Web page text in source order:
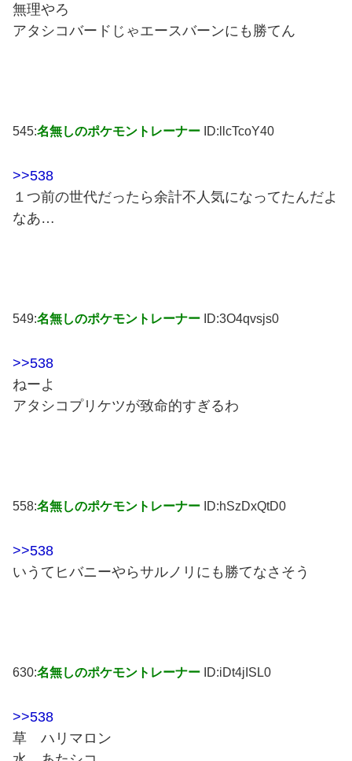
無理やろ
アタシコバードじゃエースバーンにも勝てん
545:名無しのポケモントレーナー ID:llcTcoY40
>>538
１つ前の世代だったら余計不人気になってたんだよ
なあ…
549:名無しのポケモントレーナー ID:3O4qvsjs0
>>538
ねーよ
アタシコプリケツが致命的すぎるわ
558:名無しのポケモントレーナー ID:hSzDxQtD0
>>538
いうてヒバニーやらサルノリにも勝てなさそう
630:名無しのポケモントレーナー ID:iDt4jISL0
>>538
草 ハリマロン